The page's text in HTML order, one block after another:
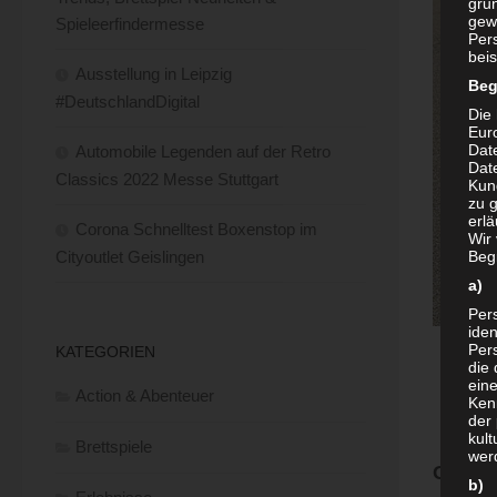
Spieleerfindermesse
Ausstellung in Leipzig
#DeutschlandDigital
Automobile Legenden auf der Retro
Classics 2022 Messe Stuttgart
Corona Schnelltest Boxenstop im
Cityoutlet Geislingen
KATEGORIEN
Action & Abenteuer
Brettspiele
Die
zu
Wir
a)
die
der
b)